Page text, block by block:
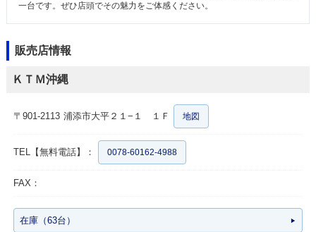
一台です。ぜひ店頭でその魅力をご体感ください。
販売店情報
ＫＴＭ沖縄
〒901-2113 浦添市大平２１−１ １Ｆ 地図
TEL【無料電話】： 0078-60162-4988
FAX：
在庫（63台）